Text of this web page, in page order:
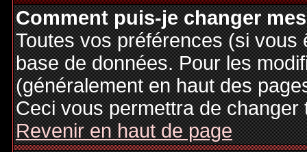
Comment puis-je changer
Toutes vos préférences (si
base de données. Pour les
(généralement en haut des
Ceci vous permettra de
Revenir en haut de page